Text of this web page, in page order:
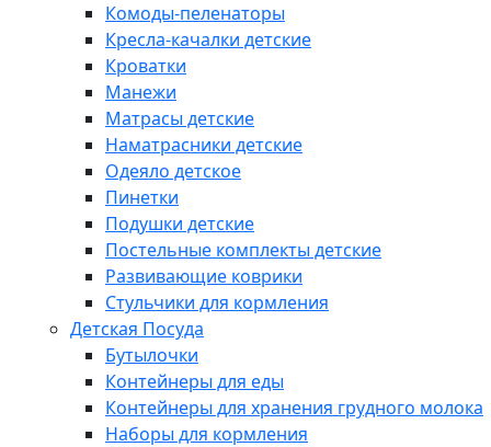
Комоды-пеленаторы
Кресла-качалки детские
Кроватки
Манежи
Матрасы детские
Наматрасники детские
Одеяло детское
Пинетки
Подушки детские
Постельные комплекты детские
Развивающие коврики
Стульчики для кормления
Детская Посуда
Бутылочки
Контейнеры для еды
Контейнеры для хранения грудного молока
Наборы для кормления